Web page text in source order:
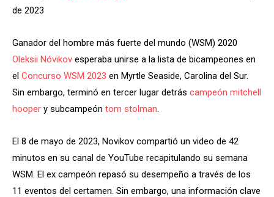
de 2023
Ganador del hombre más fuerte del mundo (WSM) 2020
Oleksii Nóvikov esperaba unirse a la lista de bicampeones en
el Concurso WSM 2023 en Myrtle Seaside, Carolina del Sur.
Sin embargo, terminó en tercer lugar detrás campeón mitchell
hooper y subcampeón tom stolman.
El 8 de mayo de 2023, Novikov compartió un video de 42
minutos en su canal de YouTube recapitulando su semana
WSM. El ex campeón repasó su desempeño a través de los
11 eventos del certamen. Sin embargo, una información clave